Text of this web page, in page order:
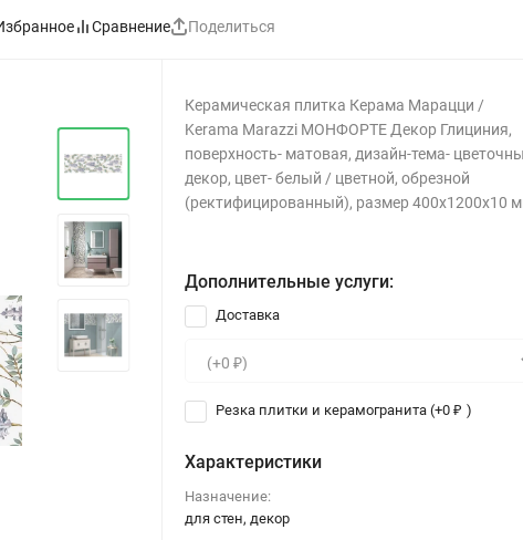
Сравнение Поделиться
Керамическая плитка Керама Марацци /
Kerama Marazzi МОНФОРТЕ Декор Глициния,
поверхность- матовая, дизайн-тема-
декор, цвет- белый / цветной, обрезной
(ректифицированный), размер 400x1200x10
Дополнительные услуги:
Доставка
Резка плитки и керамогранита (+0₽ )
Характеристики
Назначение:
для стен, декор